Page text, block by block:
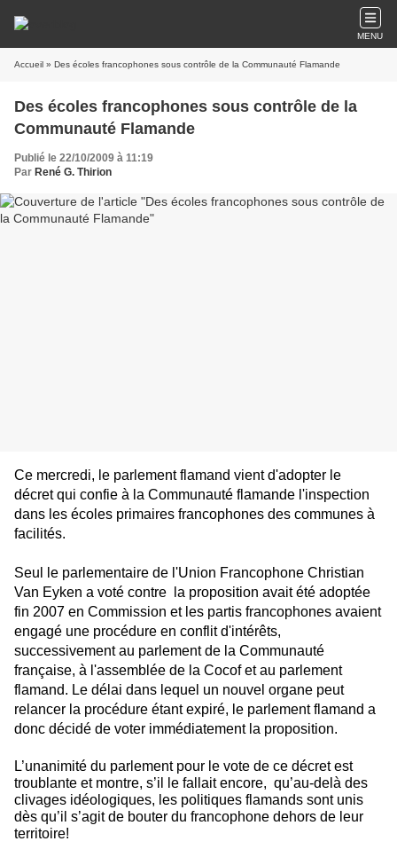
MENU
Accueil » Des écoles francophones sous contrôle de la Communauté Flamande
Des écoles francophones sous contrôle de la
Communauté Flamande
Publié le 22/10/2009 à 11:19
Par René G. Thirion
Ce mercredi, le parlement flamand vient d'adopter le
décret qui confie à la Communauté flamande l'inspection
dans les écoles primaires francophones des communes à
facilités.
Seul le parlementaire de l'Union Francophone Christian
Van Eyken a voté contre la proposition avait été adoptée
fin 2007 en Commission et les partis francophones avaient
engagé une procédure en conflit d'intérêts,
successivement au parlement de la Communauté
française, à l'assemblée de la Cocof et au parlement
flamand. Le délai dans lequel un nouvel organe peut
relancer la procédure étant expiré, le parlement flamand a
donc décidé de voter immédiatement la proposition.
L’unanimité du parlement pour le vote de ce décret est
troublante et montre, s’il le fallait encore, qu’au-delà des
clivages idéologiques, les politiques flamands sont unis
dès qu’il s’agit de bouter du francophone dehors de leur
territoire!